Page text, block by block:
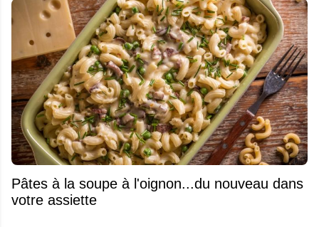
Pâtes à la soupe à l'oignon...du nouveau dans
votre assiette